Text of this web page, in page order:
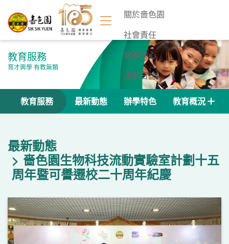
關於嗇色園
社會責任
新聞中心
活動日誌
聯絡我們
教育服務
育才興學 有教無類
教育服務 最新動態 辦學特色 教育概況
最新動態
嗇色園生物科技流動實驗室計劃十五
周年暨可譽遷校二十周年紀慶